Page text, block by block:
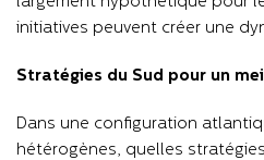
initiatives peuvent créer une
Stratégies du Sud pour un
Dans une configuration
hétérogènes, quelles